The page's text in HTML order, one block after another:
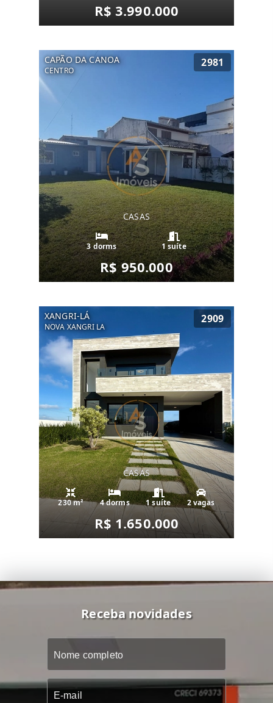
R$ 3.990.000
CAPÃO DA CANOA
CENTRO
2981
CASAS
3 dorms 1 suíte
R$ 950.000
XANGRI-LÁ
NOVA XANGRI LA
2909
CASAS
230 m² 4 dorms 1 suíte 2 vagas
R$ 1.650.000
Receba novidades